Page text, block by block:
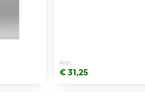
Prijs:
€ 31,25